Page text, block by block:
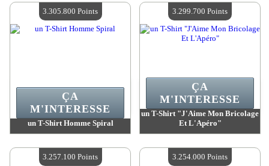
Quantité Disponible :4
Quantité Disponible :4
un T-Shirt Homme Spiral
Quantité Disponible :4
ÇA
M'INTERESSE
3.305.800 Points
un T-Shirt "J'Aime Mon Bricolage
Et L'Apéro"
Quantité Disponible :4
ÇA
M'INTERESSE
3.299.700 Points
3.257.100 Points 3.254.000 Points